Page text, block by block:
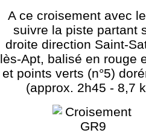
A ce croisement avec
suivre la piste partant
droite direction Saint-
lès-Apt, balisé en rouge
et points verts (n°5)
(approx. 2h45 - 8,7